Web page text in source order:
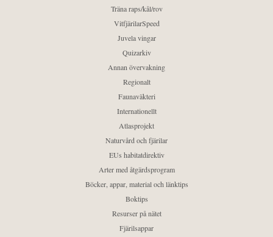
Träna raps/kål/rov
VitfjärilarSpeed
Juvela vingar
Quizarkiv
Annan övervakning
Regionalt
Faunaväkteri
Internationellt
Atlasprojekt
Naturvård och fjärilar
EUs habitatdirektiv
Arter med åtgärdsprogram
Böcker, appar, material och länktips
Boktips
Resurser på nätet
Fjärilsappar